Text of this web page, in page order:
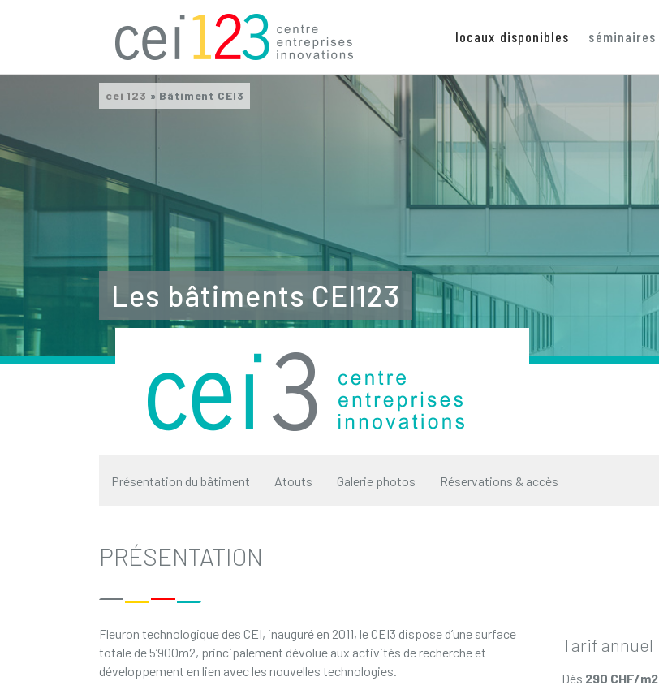
locaux disponibles séminaires
cei 123 » Bâtiment CEI3
Les bâtiments CEI123
Présentation du bâtiment Atouts Galerie photos Réservations & accès
PRÉSENTATION
Fleuron technologique des CEI, inauguré en 2011, le CEI3 dispose d’une surface
totale de 5’900m2, principalement dévolue aux activités de recherche et
développement en lien avec les nouvelles technologies.
Tarif annuel
Dès 290 CHF/m2